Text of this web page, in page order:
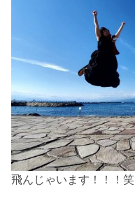
飛んじゃいます！！！笑